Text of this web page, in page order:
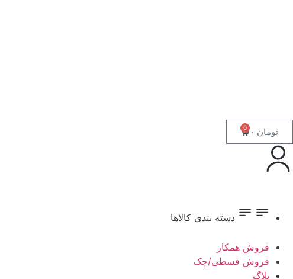
تومان 0
دسته بندی کالاها
فروش همکار
فروش قسطی/چک
بلاگ